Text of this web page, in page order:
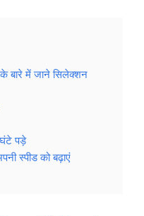
बारे में जाने सिलेक्शन
पड़े
स्पीड को बढ़ाएं